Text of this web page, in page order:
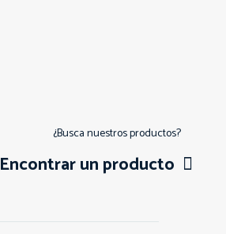
¿Busca nuestros productos?
Encontrar un producto